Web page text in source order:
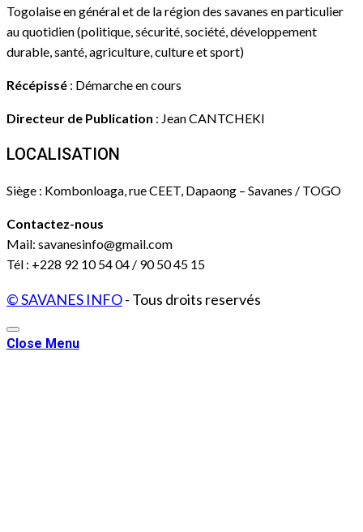
Togolaise en général et de la région des savanes en particulier
au quotidien (politique, sécurité, société, développement
durable, santé, agriculture, culture et sport)
Récépissé : Démarche en cours
Directeur de Publication : Jean CANTCHEKI
LOCALISATION
Siège : Kombonloaga, rue CEET, Dapaong – Savanes / TOGO
Contactez-nous
Mail: savanesinfo@gmail.com
Tél : +228 92 10 54 04 / 90 50 45 15
© SAVANES INFO- Tous droits reservés
Close Menu